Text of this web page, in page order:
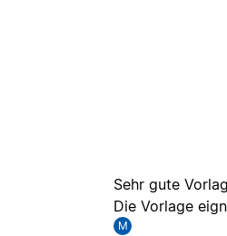
Sehr gute
Die Vorlage
M